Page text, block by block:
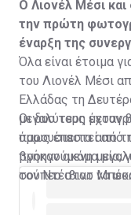
Ο Λιονέλ Μέσι
την πρώτη
έναρξη της
Όλα είναι έτοιμα
του Λιονέλ Μέσι
Ελλάδας τη
μεγαλύτερη
παρουσιαστεί από
προηγούμενη
τον Ντέιβιντ
Οι δυο τους έχουν
όμως έπειτα από
βγήκαν ακόμα μία,
σούπερ σταρ να